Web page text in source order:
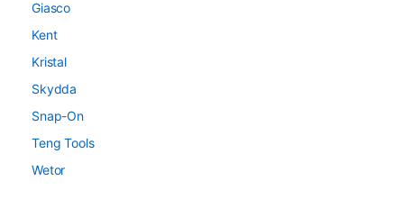
Giasco
Kent
Kristal
Skydda
Snap-On
Teng Tools
Wetor